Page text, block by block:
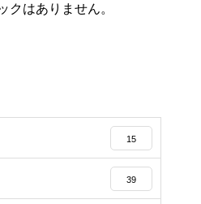
クはありません。
15
39